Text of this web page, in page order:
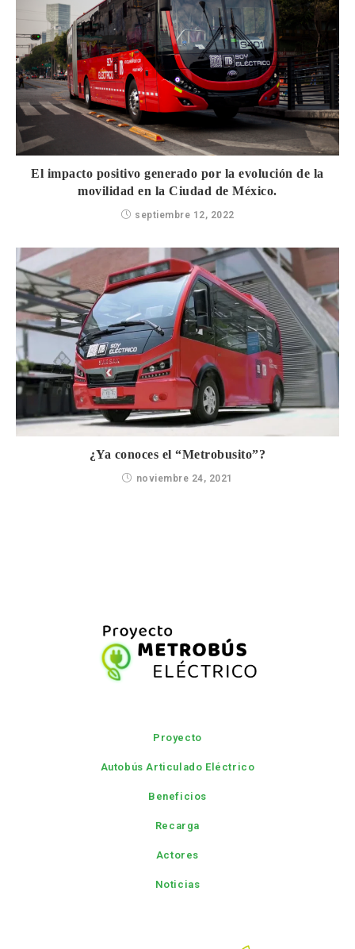
El impacto positivo generado por la evolución de la
movilidad en la Ciudad de México.
septiembre 12, 2022
¿Ya conoces el “Metrobusito”?
noviembre 24, 2021
Proyecto
Autobús Articulado Eléctrico
Beneficios
Recarga
Actores
Noticias